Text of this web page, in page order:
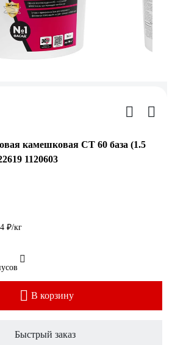
камешковая CT 60 база (1.5
1120603
₽/кг
В корзину
Быстрый заказ